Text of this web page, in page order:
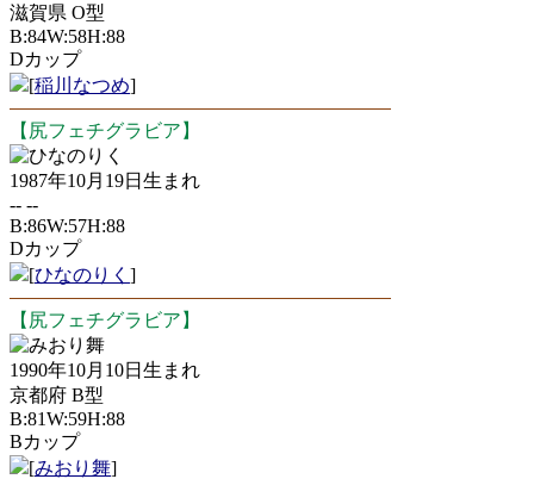
滋賀県 O型
B:84W:58H:88
Dカップ
[稲川なつめ]
【尻フェチグラビア】
ひなのりく
1987年10月19日生まれ
-- --
B:86W:57H:88
Dカップ
[ひなのりく ]
【尻フェチグラビア】
みおり舞
1990年10月10日生まれ
京都府 B型
B:81W:59H:88
Bカップ
[みおり舞]